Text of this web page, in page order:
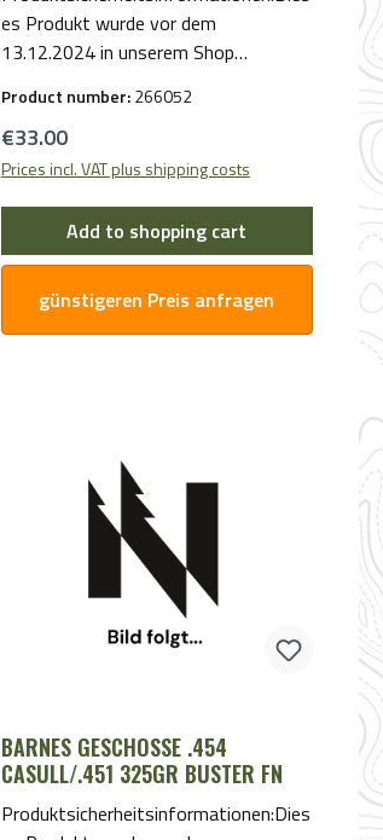
es Produkt wurde vor dem
13.12.2024 in unserem Shop
Sicherheitsinformationen wenden Sie
sich bitte per E-Mail an uns.
Product number:266052
Regular price:
€33.00
Prices incl. VAT plus shipping costs
Add to shopping cart
günstigeren Preis anfragen
BARNES GESCHOSSE .454
CASULL/.451 325GR BUSTER FN
Produktsicherheitsinformationen:Dies